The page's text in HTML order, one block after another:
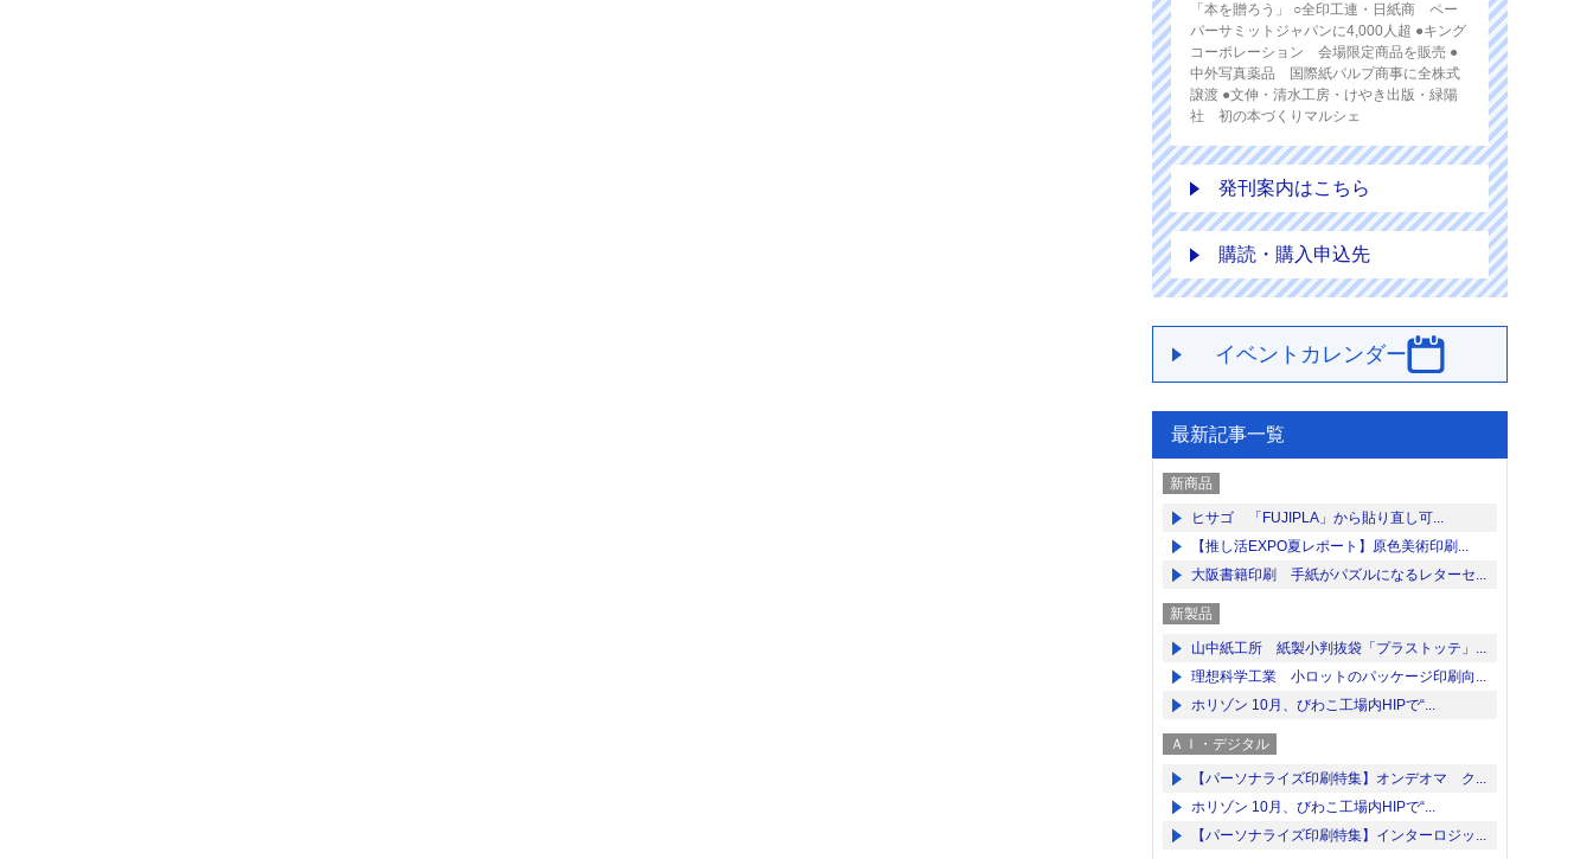
「本を贈ろう」 ○全印工連・日紙商 ペー
パーサミットジャパンに4,000人超 ●キング
コーポレーション 会場限定商品を販売 ●
中外写真薬品 国際紙パルプ商事に全株式
譲渡 ●文伸・清水工房・けやき出版・緑陽
社 初の本づくりマルシェ
発刊案内はこちら
購読・購入申込先
イベントカレンダー
最新記事一覧
新商品
ヒサゴ 「FUJIPLA」から貼り直し可...
【推し活EXPO夏レポート】原色美術印刷...
大阪書籍印刷 手紙がパズルになるレターセ...
新製品
山中紙工所 紙製小判抜袋「プラストッテ」...
理想科学工業 小ロットのパッケージ印刷向...
ホリゾン 10月、びわこ工場内HIPで“...
ＡＩ・デジタル
【パーソナライズ印刷特集】オンデオマ ク...
ホリゾン 10月、びわこ工場内HIPで“...
【パーソナライズ印刷特集】インターロジッ...